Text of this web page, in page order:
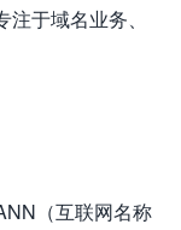
于域名业务、
（互联网名称